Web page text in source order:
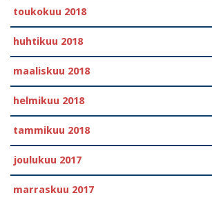
toukokuu 2018
huhtikuu 2018
maaliskuu 2018
helmikuu 2018
tammikuu 2018
joulukuu 2017
marraskuu 2017